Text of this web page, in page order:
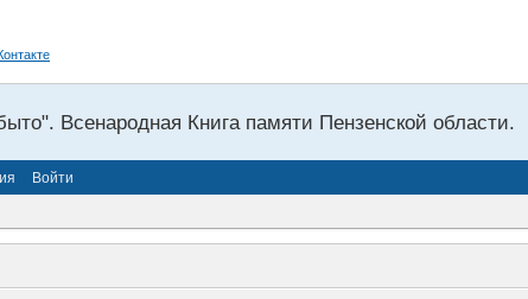
Всенародная Книга памяти Пензенской области.
Войти